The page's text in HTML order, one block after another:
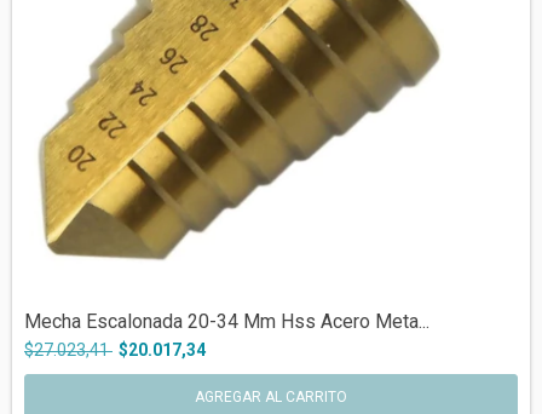
Mecha Escalonada 20-34 Mm Hss Acero Meta...
$27.023,41 $20.017,34